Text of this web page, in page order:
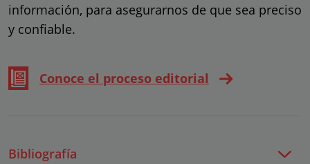
información, para asegurarnos de que sea preciso
y confiable.
Conoce el proceso editorial
Bibliografía